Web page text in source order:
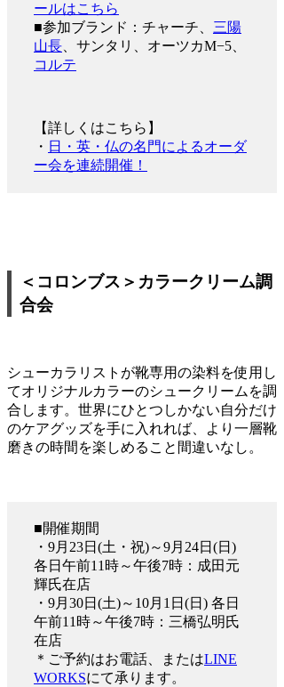
ールはこちら
■参加ブランド：チャーチ、 三陽
山長 、サンタリ、オーツカM−5、
コルテ
【詳しくはこちら】
・ 日・英・仏の名門によるオーダ
ー会を連続開催！
＜コロンブス＞カラークリーム調
合会
シューカラリストが靴専用の染料を使用し
てオリジナルカラーのシュークリームを調
合します。世界にひとつしかない自分だけ
のケアグッズを手に入れれば、より一層靴
磨きの時間を楽しめること間違いなし。
■開催期間
・9月23日(土・祝)～9月24日(日)
各日午前11時～午後7時：成田元
輝氏在店
・9月30日(土)～10月1日(日) 各日
午前11時～午後7時：三橋弘明氏
在店
＊ご予約はお電話、またはLINE
WORKSにて承ります。